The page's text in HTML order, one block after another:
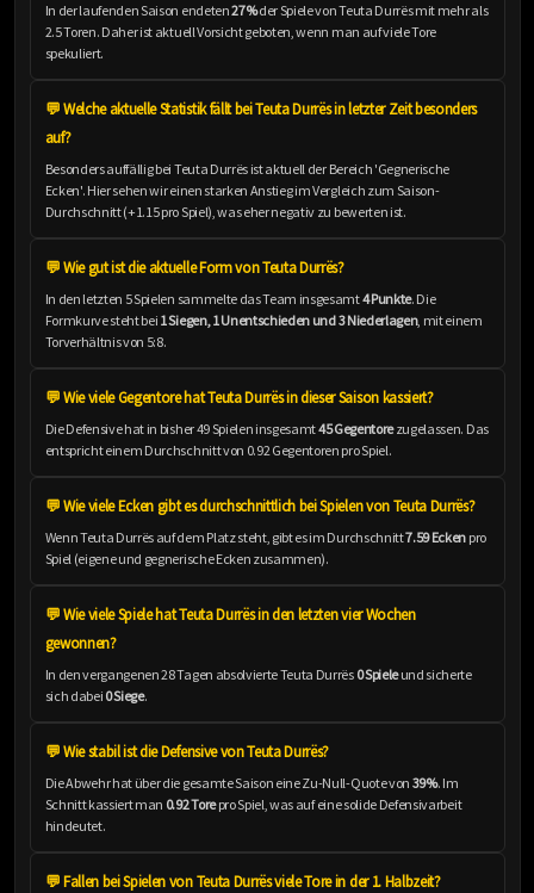
In der laufenden Saison endeten27%der Spiele von Teuta Durrës mit mehr als
2.5 Toren. Daher ist aktuell Vorsicht geboten, wenn man auf viele Tore
spekuliert.
💬 Welche aktuelle Statistik fällt bei Teuta Durrës in letzter Zeit besonders
auf?
Besonders auffällig bei Teuta Durrës ist aktuell der Bereich 'Gegnerische
Ecken'. Hier sehen wir einen starken Anstieg im Vergleich zum Saison-
Durchschnitt (+1.15 pro Spiel), was eher negativ zu bewerten ist.
💬 Wie gut ist die aktuelle Form von Teuta Durrës?
In den letzten 5 Spielen sammelte das Team insgesamt4 Punkte. Die
Formkurve steht bei 1 Siegen, 1 Unentschieden und 3 Niederlagen, mit einem
Torverhältnis von 5:8.
💬 Wie viele Gegentore hat Teuta Durrës in dieser Saison kassiert?
Die Defensive hat in bisher 49 Spielen insgesamt45 Gegentorezugelassen. Das
entspricht einem Durchschnitt von 0.92 Gegentoren pro Spiel.
💬 Wie viele Ecken gibt es durchschnittlich bei Spielen von Teuta Durrës?
Wenn Teuta Durrës auf dem Platz steht, gibt es im Durchschnitt7.59 Ecken pro
Spiel (eigene und gegnerische Ecken zusammen).
💬 Wie viele Spiele hat Teuta Durrës in den letzten vier Wochen
gewonnen?
In den vergangenen 28 Tagen absolvierte Teuta Durrës 0 Spieleund sicherte
sich dabei 0 Siege.
💬 Wie stabil ist die Defensive von Teuta Durrës?
Die Abwehr hat über die gesamte Saison eine Zu-Null-Quote von 39%. Im
Schnitt kassiert man 0.92 Torepro Spiel, was auf eine solide Defensivarbeit
hindeutet.
💬 Fallen bei Spielen von Teuta Durrës viele Tore in der 1. Halbzeit?